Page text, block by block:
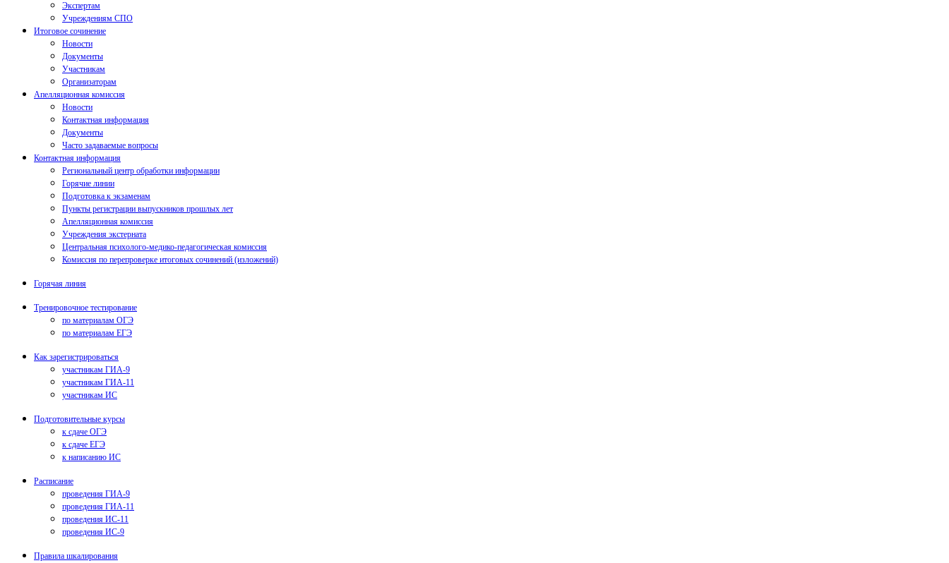
Экспертам
Учреждениям СПО
Итоговое сочинение
Новости
Документы
Участникам
Организаторам
Апелляционная комиссия
Новости
Контактная информация
Документы
Часто задаваемые вопросы
Контактная информация
Региональный центр обработки информации
Горячие линии
Подготовка к экзаменам
Пункты регистрации выпускников прошлых лет
Апелляционная комиссия
Учреждения экстерната
Центральная психолого-медико-педагогическая комиссия
Комиссия по перепроверке итоговых сочинений (изложений)
Горячая линия
Тренировочное тестирование
по материалам ОГЭ
по материалам ЕГЭ
Как зарегистрироваться
участникам ГИА-9
участникам ГИА-11
участникам ИС
Подготовительные курсы
к сдаче ОГЭ
к сдаче ЕГЭ
к написанию ИС
Расписание
проведения ГИА-9
проведения ГИА-11
проведения ИС-11
проведения ИС-9
Правила шкалирования